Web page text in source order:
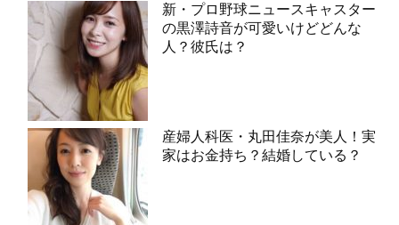
新・プロ野球ニュースキャスター
の黒澤詩音が可愛いけどどんな
人？彼氏は？
産婦人科医・丸田佳奈が美人！実
家はお金持ち？結婚している？